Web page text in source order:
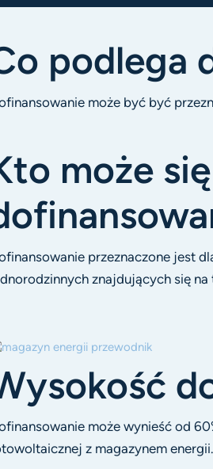
podlega
może być być
może
przeznaczone jest
znajdujących się
może wynieść od
z magazynem energii.